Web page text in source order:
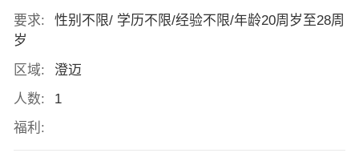
要求:
性别不限/ 学历不限/经验不限/年龄20周岁至28周
岁
区域:
澄迈
人数:
1
福利: